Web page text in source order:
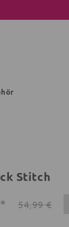
Stitch
54,99 €